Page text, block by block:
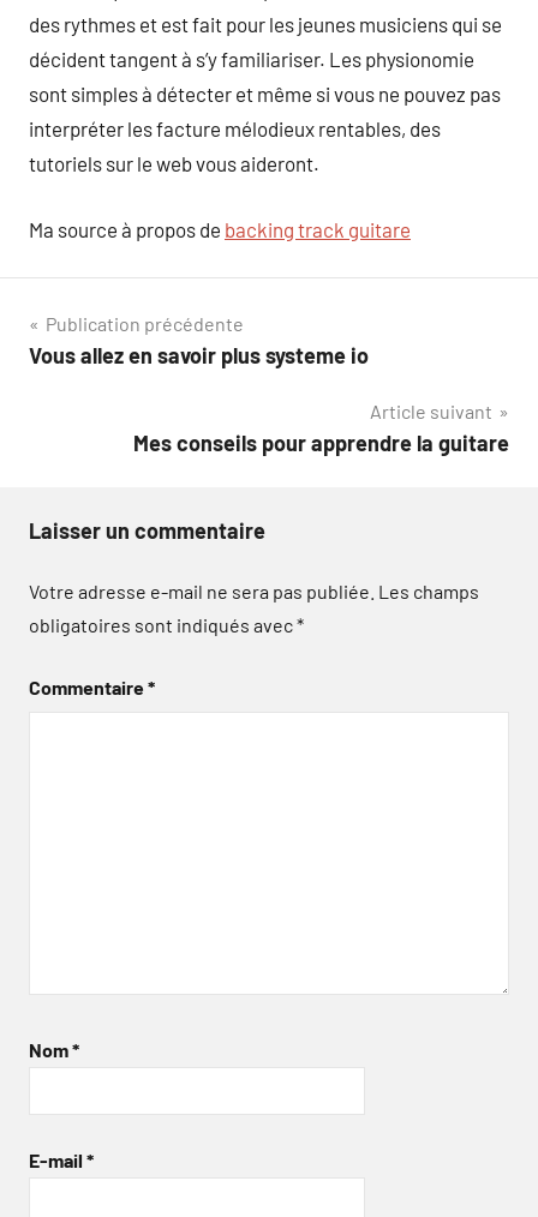
des rythmes et est fait pour les jeunes musiciens qui se
décident tangent à s’y familiariser. Les physionomie
sont simples à détecter et même si vous ne pouvez pas
interpréter les facture mélodieux rentables, des
tutoriels sur le web vous aideront.
Ma source à propos de backing track guitare
Navigation
de
Publication précédente
Vous allez en savoir plus systeme io
Article suivant
Mes conseils pour apprendre la guitare
Laisser un commentaire
Votre adresse e-mail ne sera pas publiée. Les champs
obligatoires sont indiqués avec*
Commentaire*
Nom*
E-mail *